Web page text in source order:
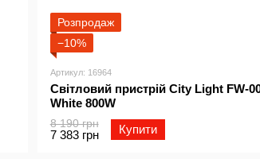
Розпродаж
−10%
Артикул: 16964
Світловий пристрій City Light FW-
White 800W
8 190 грн
7 383 грн Купити